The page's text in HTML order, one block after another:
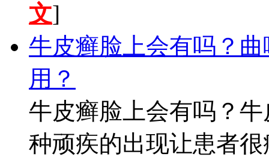
文]
牛皮癣脸上会有吗？
用？
牛皮癣脸上会有吗？
种顽疾的出现让患者